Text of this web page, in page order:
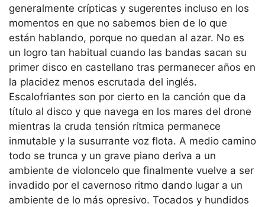
generalmente crípticas y sugerentes incluso en los
momentos en que no sabemos bien de lo que
están hablando, porque no quedan al azar. No es
un logro tan habitual cuando las bandas sacan su
primer disco en castellano tras permanecer años en
la placidez menos escrutada del inglés.
Escalofriantes son por cierto en la canción que da
título al disco y que navega en los mares del drone
mientras la cruda tensión rítmica permanece
inmutable y la susurrante voz flota. A medio camino
todo se trunca y un grave piano deriva a un
ambiente de violoncelo que finalmente vuelve a ser
invadido por el cavernoso ritmo dando lugar a un
ambiente de lo más opresivo. Tocados y hundidos